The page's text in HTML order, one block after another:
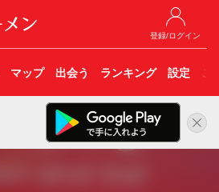
登録/ログイン
マップ 出会う ランキング 設定 こ